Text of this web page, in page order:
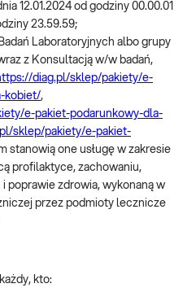
12.01.2024 od godziny 00.00.01
23.59.59;
Laboratoryjnych albo grupy
z Konsultacją w/w badań,
diag.pl/sklep/pakiety/e-
kobiet/,
e-pakiet-podarunkowy-dla-
sklep/pakiety/e-pakiet-
stanowią one usługę w zakresie
profilaktyce, zachowaniu,
poprawie zdrowia, wykonaną w
przez podmioty lecznicze
kto: